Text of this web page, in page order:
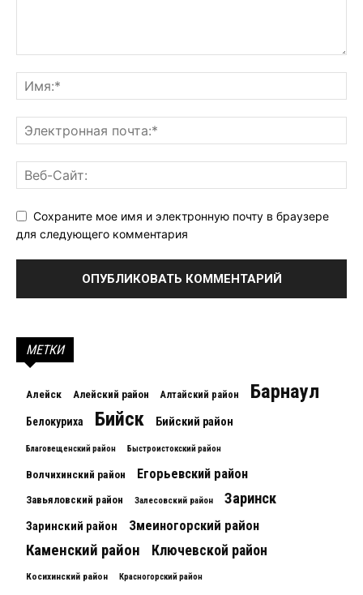
Сохраните мое имя и электронную почту в браузере
для следующего комментария
МЕТКИ
Алейск Алейский район Алтайский район Барнаул
Белокуриха Бийск Бийский район
Благовещенский район Быстроистокский район
Волчихинский район Егорьевский район
Завьяловский район Залесовский район Заринск
Заринский район Змеиногорский район
Каменский район Ключевской район
Косихинский район Красногорский район